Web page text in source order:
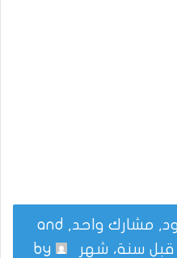
This topic has 0 ردود, مشارك واحد, and
قبل سنة، شهر